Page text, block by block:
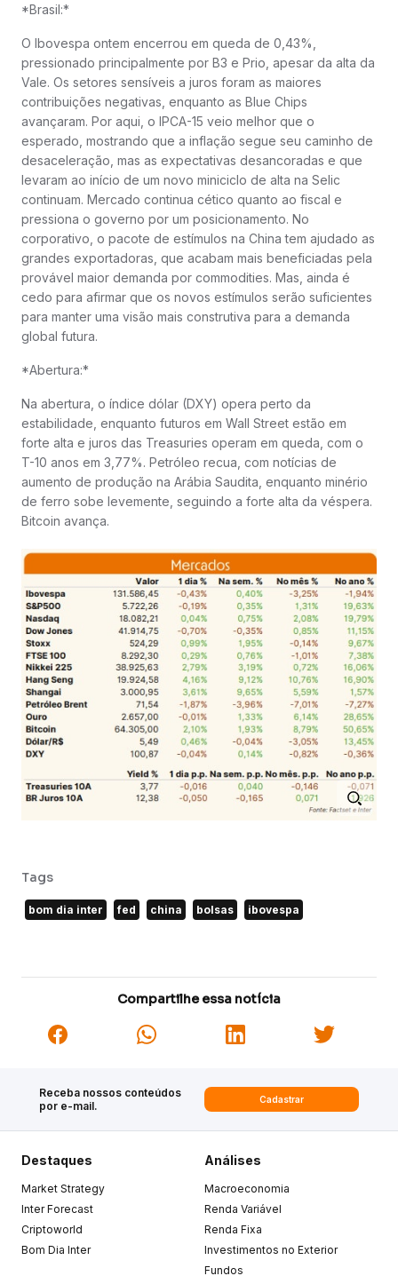
*Brasil:*
O Ibovespa ontem encerrou em queda de 0,43%,
pressionado principalmente por B3 e Prio, apesar da alta da
Vale. Os setores sensíveis a juros foram as maiores
contribuições negativas, enquanto as Blue Chips
avançaram. Por aqui, o IPCA-15 veio melhor que o
esperado, mostrando que a inflação segue seu caminho de
desaceleração, mas as expectativas desancoradas e que
levaram ao início de um novo miniciclo de alta na Selic
continuam. Mercado continua cético quanto ao fiscal e
pressiona o governo por um posicionamento. No
corporativo, o pacote de estímulos na China tem ajudado as
grandes exportadoras, que acabam mais beneficiadas pela
provável maior demanda por commodities. Mas, ainda é
cedo para afirmar que os novos estímulos serão suficientes
para manter uma visão mais construtiva para a demanda
global futura.
*Abertura:*
Na abertura, o índice dólar (DXY) opera perto da
estabilidade, enquanto futuros em Wall Street estão em
forte alta e juros das Treasuries operam em queda, com o
T-10 anos em 3,77%. Petróleo recua, com notícias de
aumento de produção na Arábia Saudita, enquanto minério
de ferro sobe levemente, seguindo a forte alta da véspera.
Bitcoin avança.
Tags
bom dia inter fed china bolsas ibovespa
Compartilhe essa notícia
Receba nossos conteúdos
por e-mail.
Cadastrar
Destaques
Market Strategy
Inter Forecast
Criptoworld
Bom Dia Inter
Análises
Macroeconomia
Renda Variável
Renda Fixa
Investimentos no Exterior
Fundos